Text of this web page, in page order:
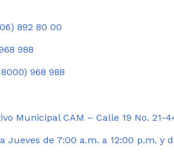
892 80 00
988
968 988
Municipal CAM – Calle 19 No. 21-
Jueves de 7:00 a.m. a 12:00 p.m. y